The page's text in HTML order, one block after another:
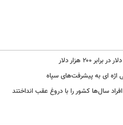
اژه ای به پیشرفت‌های سپاه
سال‌ها کشور را با دروغ عقب انداختند